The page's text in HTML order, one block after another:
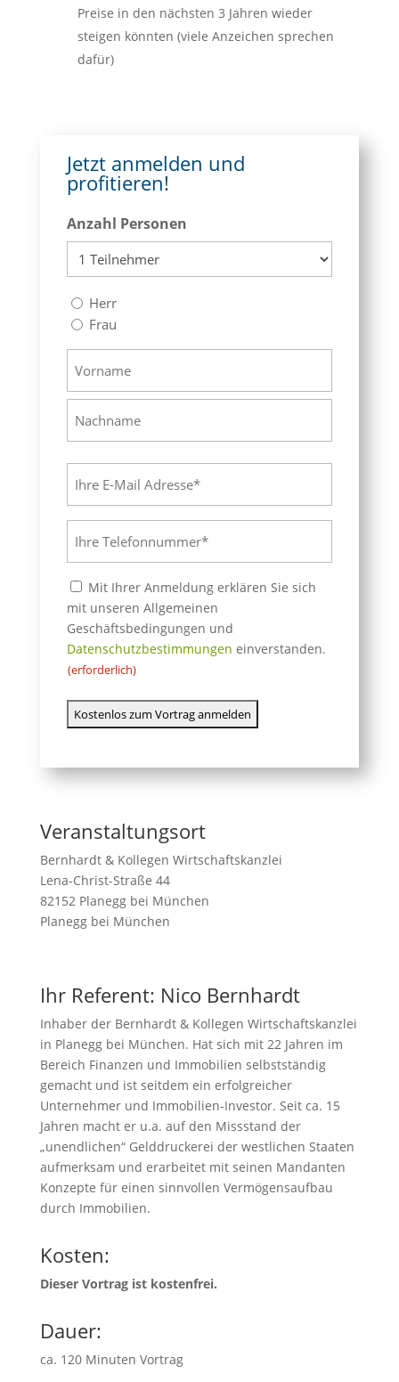
Preise in den nächsten 3 Jahren wieder
steigen könnten (viele Anzeichen sprechen
dafür)
Jetzt anmelden und
profitieren!
Anzahl Personen
Anrede
(erforderlich)
Herr
Frau
(erforderlich)
Vorname
Mail
(erforderlich)
AGB-
DSGVO-
Einwilligung
(erforderlich)
Mit Ihrer Anmeldung erklären Sie sich
mit unseren Allgemeinen
Geschäftsbedingungen und
Datenschutzbestimmungen einverstanden.
(erforderlich)
Veranstaltungsort
Bernhardt & Kollegen Wirtschaftskanzlei
Lena-Christ-Straße 44
82152 Planegg bei München
Planegg bei München
Ihr Referent: Nico Bernhardt
Inhaber der Bernhardt & Kollegen Wirtschaftskanzlei
in Planegg bei München. Hat sich mit 22 Jahren im
Bereich Finanzen und Immobilien selbstständig
gemacht und ist seitdem ein erfolgreicher
Unternehmer und Immobilien-Investor. Seit ca. 15
Jahren macht er u.a. auf den Missstand der
„unendlichen“ Gelddruckerei der westlichen Staaten
aufmerksam und erarbeitet mit seinen Mandanten
Konzepte für einen sinnvollen Vermögensaufbau
durch Immobilien.
Kosten:
Dieser Vortrag ist kostenfrei.
Dauer:
ca. 120 Minuten Vortrag